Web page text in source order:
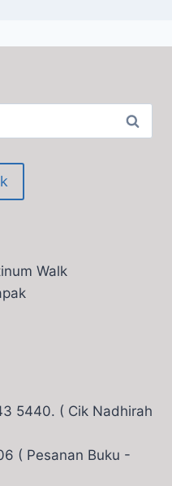
Walk
5440. ( Cik Nadhirah
( Pesanan Buku -